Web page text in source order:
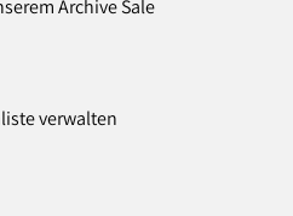
Archive Sale
verwalten